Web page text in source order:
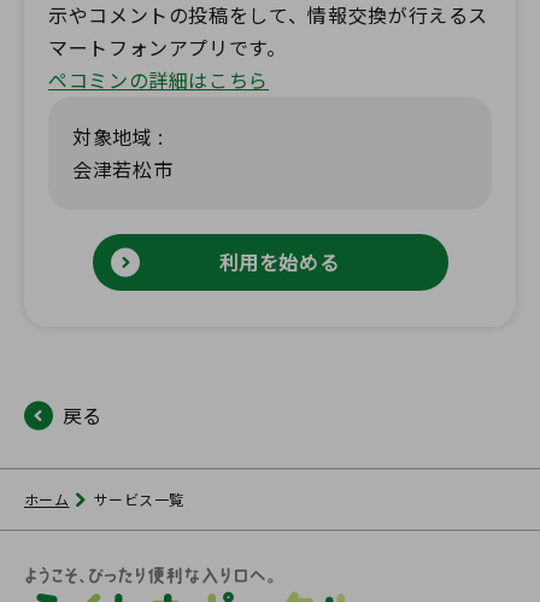
示やコメントの投稿をして、情報交換が行えるス
マートフォンアプリです。
ペコミンの詳細はこちら
対象地域 :
会津若松市
利用を始める
戻る
ホーム サービス一覧